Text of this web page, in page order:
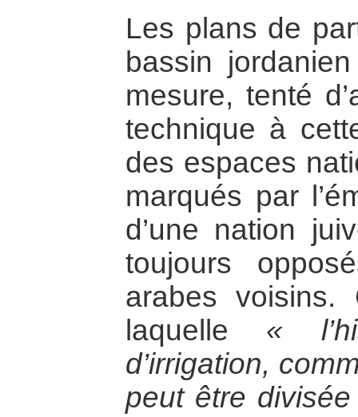
Les plans de
bassin
mesure, tenté
technique à
des espaces
marqués par
d’une nation
toujours
arabes voisins.
laquelle «
d’irrigation,
peut être